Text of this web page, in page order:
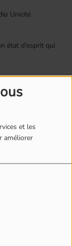
et les
améliorer
Unicité
état d'esprit qui
article